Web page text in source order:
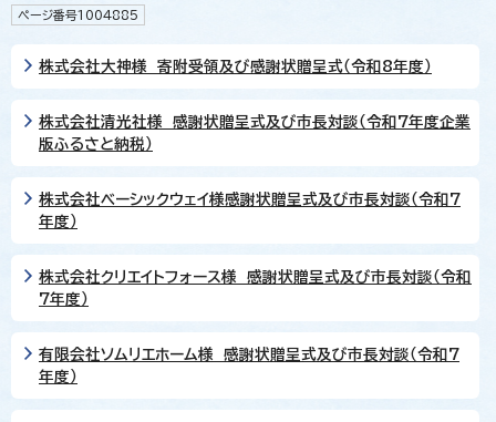
ページ番号1004885
株式会社大神様 寄附受領及び感謝状贈呈式（令和8年度）
株式会社清光社様 感謝状贈呈式及び市長対談（令和7年度企業
版ふるさと納税）
株式会社ベーシックウェイ様感謝状贈呈式及び市長対談（令和7
年度）
株式会社クリエイトフォース様 感謝状贈呈式及び市長対談（令和
7年度）
有限会社ソムリエホーム様 感謝状贈呈式及び市長対談（令和7
年度）